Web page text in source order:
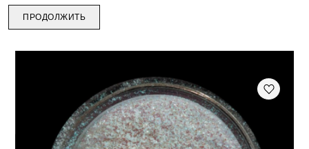
ПРОДОЛЖИТЬ